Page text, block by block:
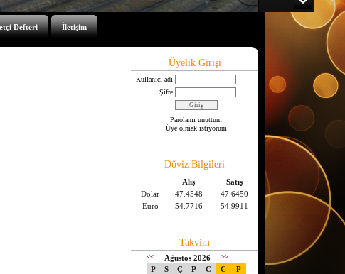
Defteri İletişim
Üyelik Girişi
Kullanıcı adı
Şifre
Parolamı unuttum
Üye olmak istiyorum
Döviz Bilgileri
Alış
Satış
Dolar
47.4548
47.6450
Euro
54.7716 54.9911
Takvim
<< Ağustos 2026 >>
P S Ç P C C P